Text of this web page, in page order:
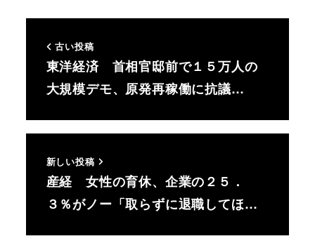
古い投稿
東洋経済 首相官邸前で１５万人の
大規模デモ、原発再稼働に抗議…
新しい投稿
産経 女性の育休、企業の２５．
３％がノー「取らずに退職してほ…